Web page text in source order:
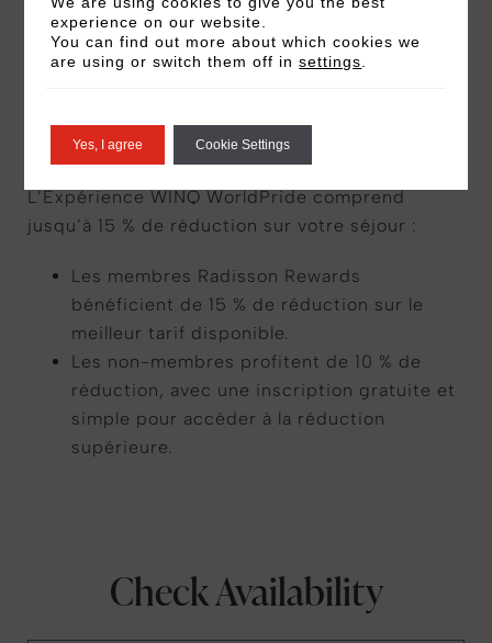
des fêtes et événements spéciaux célébrant la
Pride, la créativité et l’expression de soi.
Économies exclusives
L’Expérience WINQ WorldPride comprend
jusqu’à 15 % de réduction sur votre séjour :
Les membres Radisson Rewards
bénéficient de 15 % de réduction sur le
meilleur tarif disponible.
Les non-membres profitent de 10 % de
réduction, avec une inscription gratuite et
simple pour accéder à la réduction
supérieure.
Check Availability
experience on our website.
You can find out more about which cookies we
are using or switch them off insettings
Yes, I agree Cookie Settings